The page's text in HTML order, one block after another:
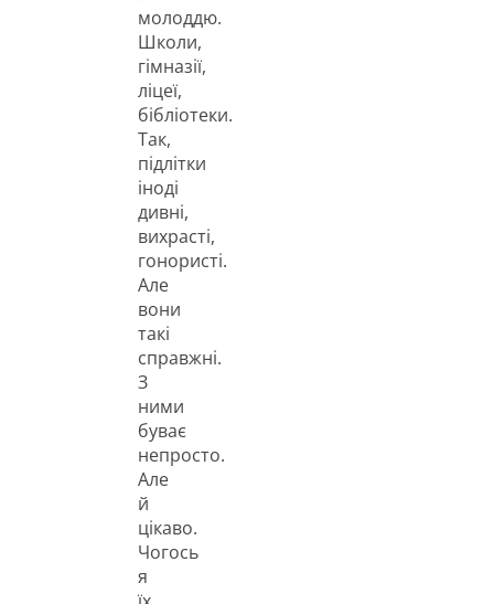
молоддю.
Школи,
гімназії,
ліцеї,
бібліотеки.
Так,
підлітки
іноді
дивні,
вихрасті,
гонористі.
Але
вони
такі
справжні.
З
ними
буває
непросто.
Але
й
цікаво.
Чогось
я